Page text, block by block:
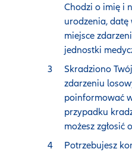
Chodzi o imię i
urodzenia, datę
miejsce
jednostki
Skradziono
zdarzeniu
poinformować
przypadku
możesz
Potrzebujesz